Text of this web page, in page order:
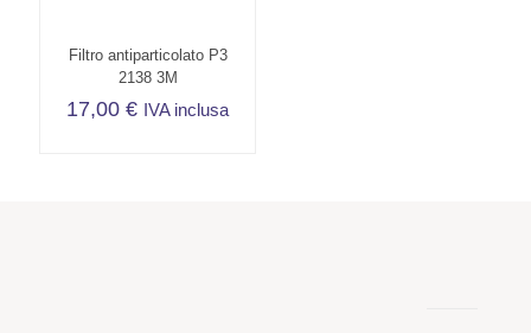
nella
pagina
prodotto
Filtro antiparticolato P3
2138 3M
17,00€ IVA inclusa